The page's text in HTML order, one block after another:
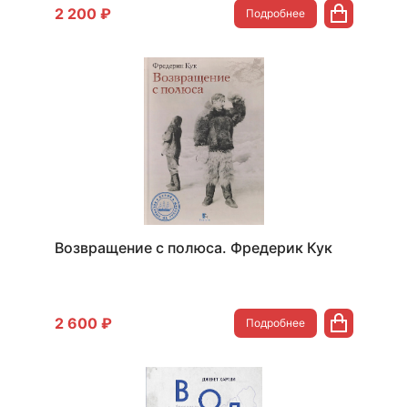
2 200 ₽ Подробнее
Возвращение с полюса. Фредерик Кук
2 600 ₽ Подробнее